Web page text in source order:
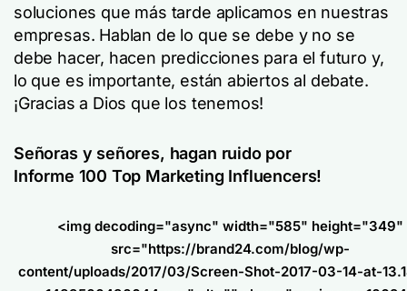
soluciones que más tarde aplicamos en nuestras
empresas. Hablan de lo que se debe y no se
debe hacer, hacen predicciones para el futuro y,
lo que es importante, están abiertos al debate.
¡Gracias a Dios que los tenemos!
Señoras y señores, hagan ruido por
Informe 100 Top Marketing Influencers!
<img decoding="async" width="585" height="349"
src="https://brand24.com/blog/wp-
content/uploads/2017/03/Screen-Shot-2017-03-14-at-